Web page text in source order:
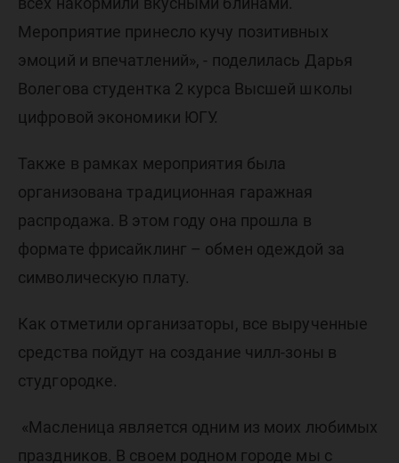
Мероприятие принесло кучу позитивных
эмоций и впечатлений», - поделилась Дарья
Волегова студентка 2 курса Высшей школы
цифровой экономики ЮГУ.
Также в рамках мероприятия была
организована традиционная гаражная
распродажа. В этом году она прошла в
формате фрисайклинг – обмен одеждой за
символическую плату.
Как отметили организаторы, все вырученные
средства пойдут на создание чилл-зоны в
студгородке.
«Масленица является одним из моих любимых
праздников. В своем родном городе мы с